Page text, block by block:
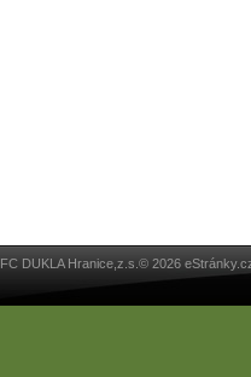
FC DUKLA Hranice,z.s.© 2026